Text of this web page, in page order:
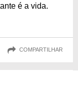
é a vida.
COMPARTILHAR